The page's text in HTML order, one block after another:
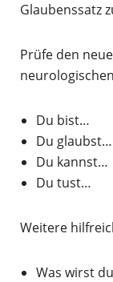
Glaubenssatz
Prüfe den
Du bist…
Du glaubst…
Du kannst…
Du tust…
Weitere
Was wirst